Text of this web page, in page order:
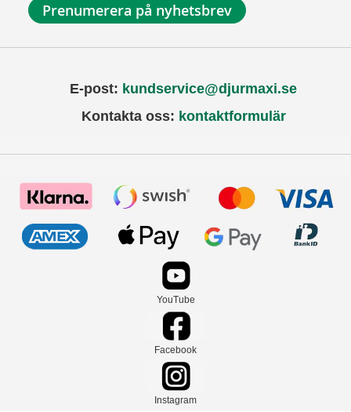
Prenumerera på nyhetsbrev
E-post: kundservice@djurmaxi.se
Kontakta oss: kontaktformulär
YouTube
Facebook
Instagram